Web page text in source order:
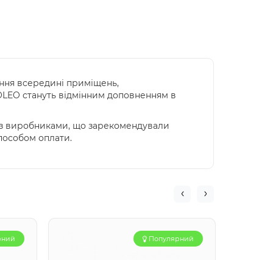
всередині приміщень,
стануть відмінним доповненням в
з виробниками, що зарекомендували
оплати.
Популярний